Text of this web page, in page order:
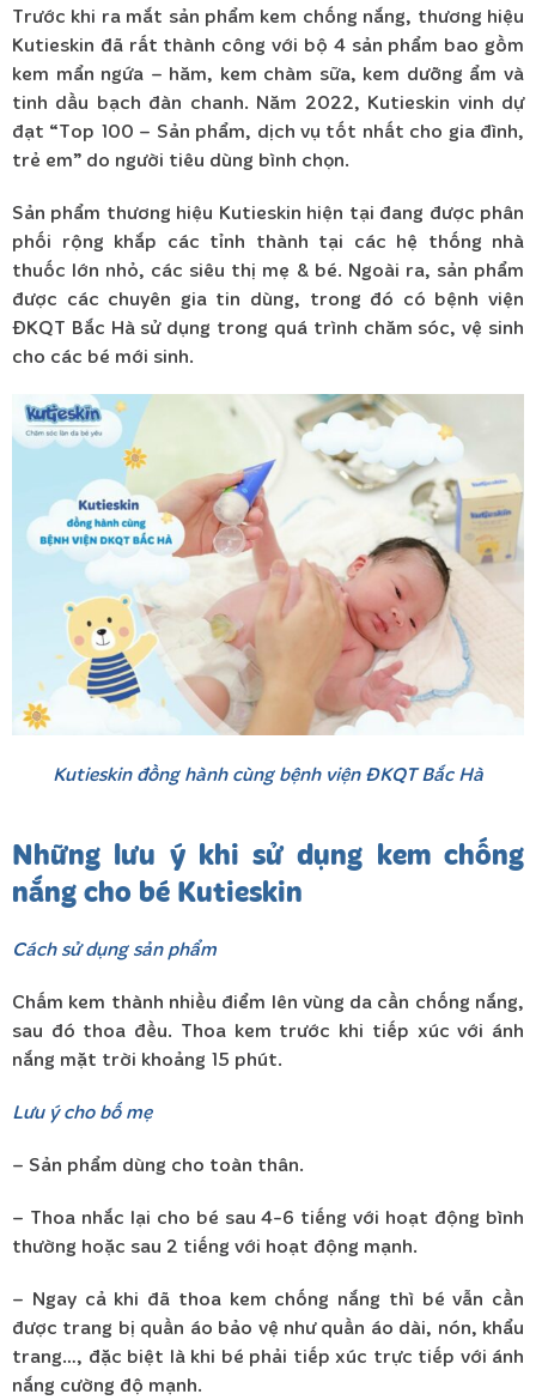
Trước khi ra mắt sản phẩm kem chống nắng, thương hiệu
Kutieskin đã rất thành công với bộ 4 sản phẩm bao gồm
kem mẩn ngứa – hăm, kem chàm sữa, kem dưỡng ẩm và
tinh dầu bạch đàn chanh. Năm 2022, Kutieskin vinh dự
đạt “Top 100 – Sản phẩm, dịch vụ tốt nhất cho gia đình,
trẻ em” do người tiêu dùng bình chọn.
Sản phẩm thương hiệu Kutieskin hiện tại đang được phân
phối rộng khắp các tỉnh thành tại các hệ thống nhà
thuốc lớn nhỏ, các siêu thị mẹ & bé. Ngoài ra, sản phẩm
được các chuyên gia tin dùng, trong đó có bệnh viện
ĐKQT Bắc Hà sử dụng trong quá trình chăm sóc, vệ sinh
cho các bé mới sinh.
Kutieskin đồng hành cùng bệnh viện ĐKQT Bắc Hà
Những lưu ý khi sử dụng kem chống
nắng cho bé Kutieskin
Cách sử dụng sản phẩm
Chấm kem thành nhiều điểm lên vùng da cần chống nắng,
sau đó thoa đều. Thoa kem trước khi tiếp xúc với ánh
nắng mặt trời khoảng 15 phút.
Lưu ý cho bố mẹ
– Sản phẩm dùng cho toàn thân.
– Thoa nhắc lại cho bé sau 4-6 tiếng với hoạt động bình
thường hoặc sau 2 tiếng với hoạt động mạnh.
– Ngay cả khi đã thoa kem chống nắng thì bé vẫn cần
được trang bị quần áo bảo vệ như quần áo dài, nón, khẩu
trang…, đặc biệt là khi bé phải tiếp xúc trực tiếp với ánh
nắng cường độ mạnh.